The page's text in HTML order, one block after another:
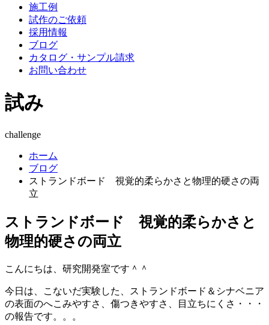
施工例
試作のご依頼
採用情報
ブログ
カタログ・サンプル請求
お問い合わせ
試み
challenge
ホーム
ブログ
ストランドボード 視覚的柔らかさと物理的硬さの両
立
ストランドボード 視覚的柔らかさと
物理的硬さの両立
こんにちは、研究開発室です＾＾
今日は、こないだ実験した、ストランドボード＆シナベニア
の表面のへこみやすさ、傷つきやすさ、目立ちにくさ・・・
の報告です。。。